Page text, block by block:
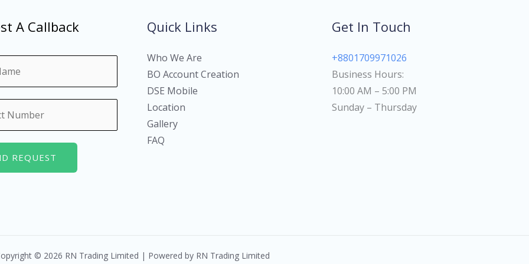
A Callback
REQUEST
Quick Links
Who We Are
BO Account Creation
DSE Mobile
Location
Gallery
FAQ
Get In Touch
+8801709971026
Business Hours:
10:00 AM – 5:00 PM
Sunday – Thursday
© 2026 RN Trading Limited | Powered by RN Trading Limited